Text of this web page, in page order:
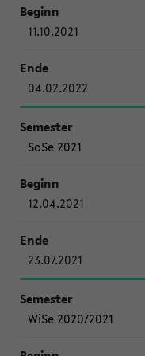
11.10.2021
04.02.2022
SoSe 2021
12.04.2021
23.07.2021
WiSe 2020/2021